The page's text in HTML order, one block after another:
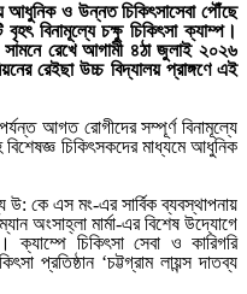
আধুনিক ও উন্নত চিকিৎসাসেবা পৌঁছে
বিনামূল্যে চক্ষু চিকিৎসা ক্যাম্প।
রেখে আগামী ৪ঠা জুলাই ২০২৬
রেইছা উচ্চ বিদ্যালয় প্রাঙ্গণে এই
আগত রোগীদের সম্পূর্ণ বিনামূল্যে
চিকিৎসকদের মাধ্যমে আধুনিক
উ: কে এস মং-এর সার্বিক ব্যবস্থাপনায়
অংসাহ্লা মার্মা-এর বিশেষ উদ্যোগে
চিকিৎসা সেবা ও কারিগরি
প্রতিষ্ঠান ‘চট্টগ্রাম লায়ন্স দাতব্য